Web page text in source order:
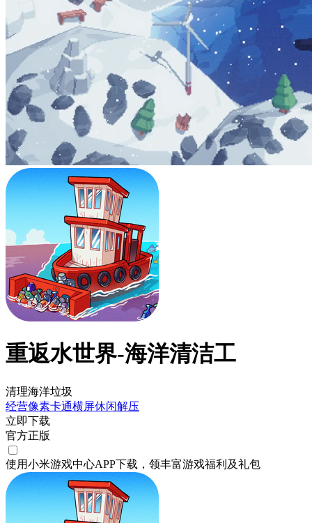
重返水世界-海洋清洁工
清理海洋垃圾
经营像素卡通横屏休闲解压
立即下载
官方正版
使用小米游戏中心APP下载 ，领丰富游戏福利 及礼包